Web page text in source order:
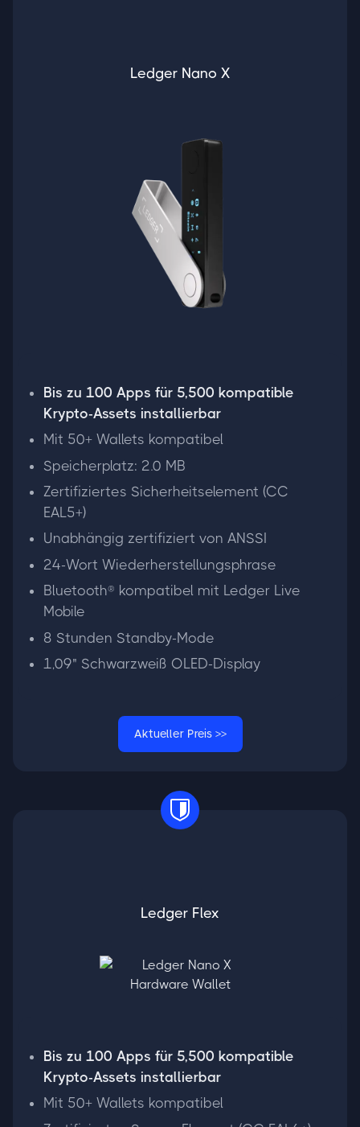
Ledger Nano X
Bis zu 100 Apps für 5,500 kompatible
Krypto-Assets installierbar
Mit 50+ Wallets kompatibel
Speicherplatz: 2.0 MB
Zertifiziertes Sicherheitselement (CC
EAL5+)
Unabhängig zertifiziert von ANSSI
24-Wort Wiederherstellungsphrase
Bluetooth® kompatibel mit Ledger Live
Mobile
8 Stunden Standby-Mode
1,09" Schwarzweiß OLED-Display
Aktueller Preis >>
Ledger Flex
Bis zu 100 Apps für 5,500 kompatible
Krypto-Assets installierbar
Mit 50+ Wallets kompatibel